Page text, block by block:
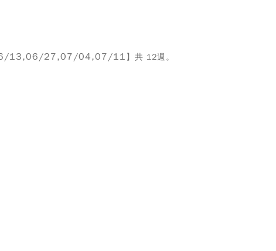
13,06/27,07/04,07/11 】共 12週。